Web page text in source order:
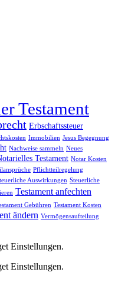
Testament
Erbschaftssteuer
Immobilien Jesus Begegnung
Nachweise sammeln Neues
Testament Notar Kosten
Pflichtteilregelung
Auswirkungen Steuerliche
Testament anfechten
Gebühren Testament Kosten
ändern Vermögensaufteilung
Einstellungen.
Einstellungen.